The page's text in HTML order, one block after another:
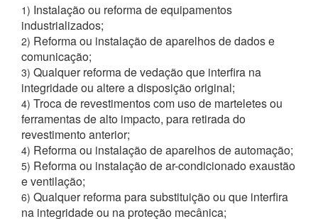
1) Instalação ou reforma de equipamentos
industrializados;
2) Reforma ou instalação de aparelhos de dados e
comunicação;
3) Qualquer reforma de vedação que interfira na
integridade ou altere a disposição original;
4) Troca de revestimentos com uso de marteletes ou
ferramentas de alto impacto, para retirada do
revestimento anterior;
4) Reforma ou instalação de aparelhos de automação;
5) Reforma ou instalação de ar-condicionado exaustão
e ventilação;
6) Qualquer reforma para substituição ou que interfira
na integridade ou na proteção mecânica;